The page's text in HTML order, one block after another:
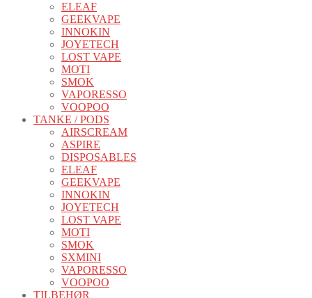
ELEAF
GEEKVAPE
INNOKIN
JOYETECH
LOST VAPE
MOTI
SMOK
VAPORESSO
VOOPOO
TANKE / PODS
AIRSCREAM
ASPIRE
DISPOSABLES
ELEAF
GEEKVAPE
INNOKIN
JOYETECH
LOST VAPE
MOTI
SMOK
SXMINI
VAPORESSO
VOOPOO
TILBEHØR